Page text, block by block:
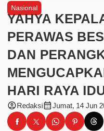
Nasional
YAHYA
PERAWAS
DAN
HARI RAYA
account_circleRedaksicalendar_monthJumat, 14 Jun